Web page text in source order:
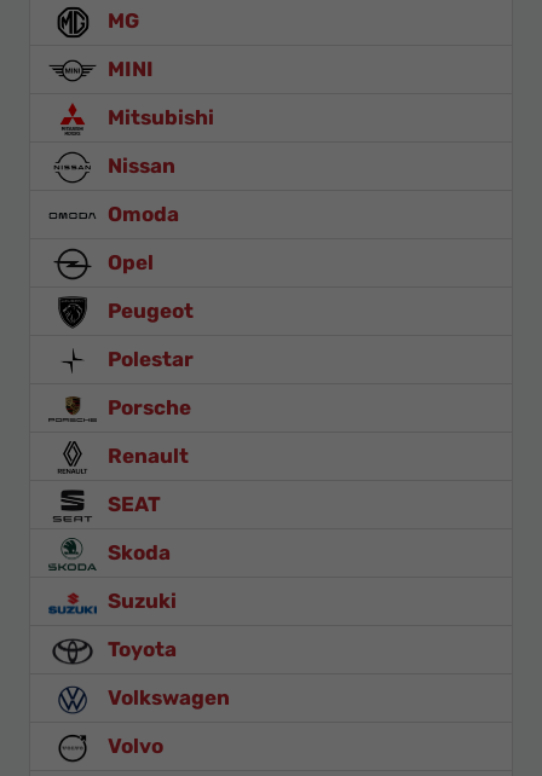
MG
MINI
Mitsubishi
Nissan
Omoda
Opel
Peugeot
Polestar
Porsche
Renault
SEAT
Skoda
Suzuki
Toyota
Volkswagen
Volvo